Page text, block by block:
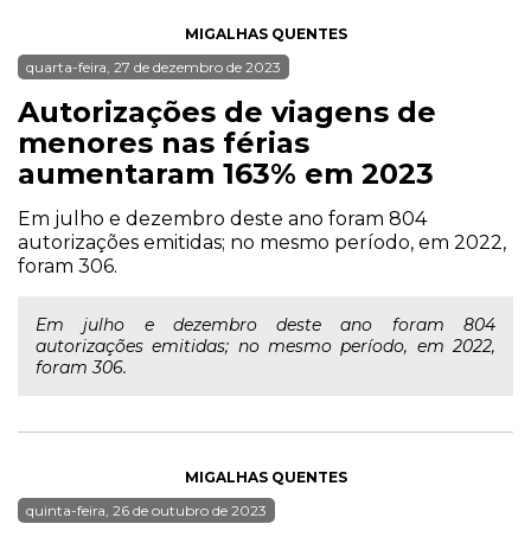
MIGALHAS QUENTES
quarta-feira, 27 de dezembro de 2023
Autorizações de viagens de
menores nas férias
aumentaram 163% em 2023
Em julho e dezembro deste ano foram 804
autorizações emitidas; no mesmo período, em 2022,
foram 306.
Em julho e dezembro deste ano foram 804
autorizações emitidas; no mesmo período, em 2022,
foram 306.
MIGALHAS QUENTES
quinta-feira, 26 de outubro de 2023